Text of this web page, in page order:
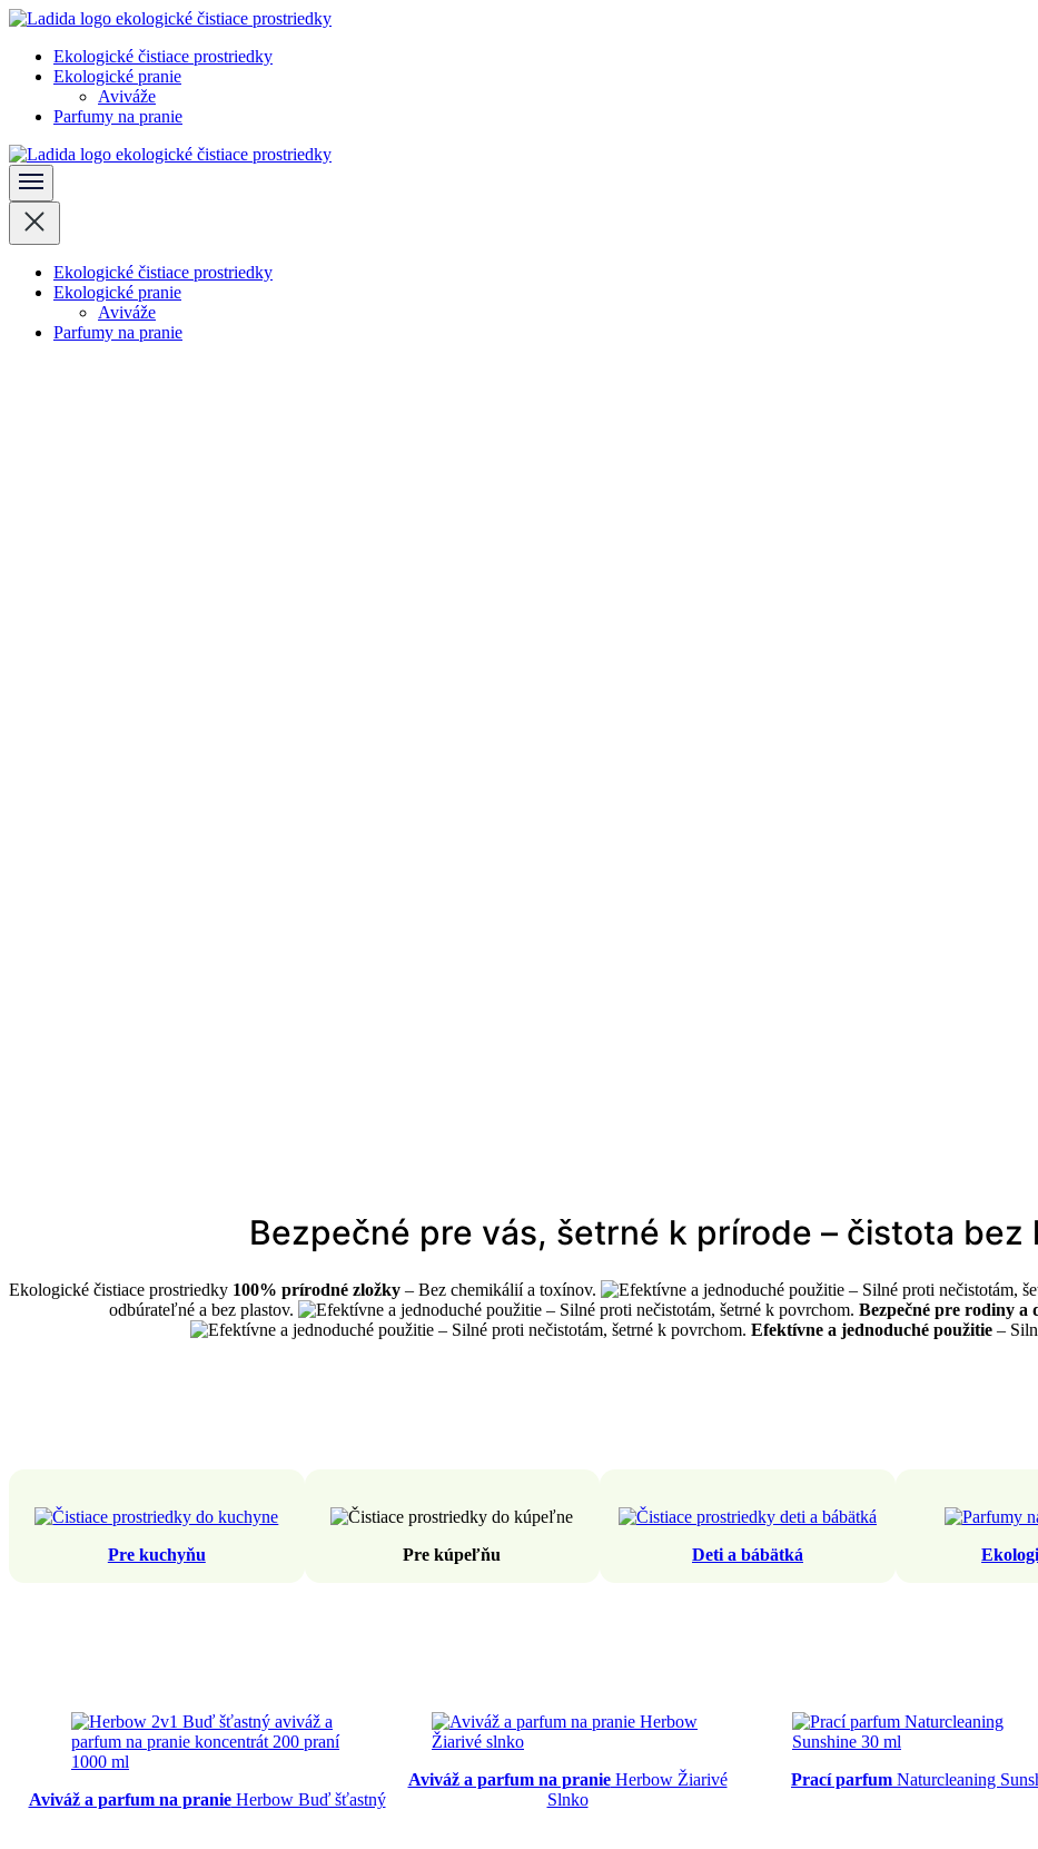
Skočiť
obsah
(stlačte
Ladida
Ekologické čistiace prostriedky
Ekologické pranie
Aviváže
Parfumy na pranie
Ladida
Ekologické čistiace prostriedky
Ekologické pranie
Aviváže
Parfumy na pranie
Bezpečné pre vás, šetrné k prírode – čistota bez
Ekologické čistiace prostriedky 100% prírodné zložky – Bez chemikálií a toxínov.
odbúrateľné a bez plastov.
Bezpečné pre rodiny a
Efektívne a jednoduché použitie –
Pre kuchyňu Pre kúpeľňu Deti a bábätká
Aviváž a parfum na pranieHerbow Buď šťastný
Aviváž a parfum na pranieHerbow Žiarivé
Slnko
Prací parfum Naturcleaning